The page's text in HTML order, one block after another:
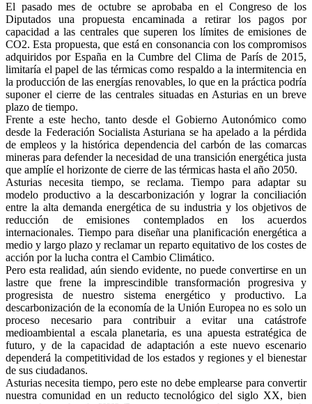
El pasado mes de octubre se aprobaba en el Congreso de los
Diputados una propuesta encaminada a retirar los pagos por
capacidad a las centrales que superen los límites de emisiones de
CO2. Esta propuesta, que está en consonancia con los compromisos
adquiridos por España en la Cumbre del Clima de París de 2015,
limitaría el papel de las térmicas como respaldo a la intermitencia en
la producción de las energías renovables, lo que en la práctica podría
suponer el cierre de las centrales situadas en Asturias en un breve
plazo de tiempo.
Frente a este hecho, tanto desde el Gobierno Autonómico como
desde la Federación Socialista Asturiana se ha apelado a la pérdida
de empleos y la histórica dependencia del carbón de las comarcas
mineras para defender la necesidad de una transición energética justa
que amplíe el horizonte de cierre de las térmicas hasta el año 2050.
Asturias necesita tiempo, se reclama. Tiempo para adaptar su
modelo productivo a la descarbonización y lograr la conciliación
entre la alta demanda energética de su industria y los objetivos de
reducción de emisiones contemplados en los acuerdos
internacionales. Tiempo para diseñar una planificación energética a
medio y largo plazo y reclamar un reparto equitativo de los costes de
acción por la lucha contra el Cambio Climático.
Pero esta realidad, aún siendo evidente, no puede convertirse en un
lastre que frene la imprescindible transformación progresiva y
progresista de nuestro sistema energético y productivo. La
descarbonización de la economía de la Unión Europea no es solo un
proceso necesario para contribuir a evitar una catástrofe
medioambiental a escala planetaria, es una apuesta estratégica de
futuro, y de la capacidad de adaptación a este nuevo escenario
dependerá la competitividad de los estados y regiones y el bienestar
de sus ciudadanos.
Asturias necesita tiempo, pero este no debe emplearse para convertir
nuestra comunidad en un reducto tecnológico del siglo XX, bien